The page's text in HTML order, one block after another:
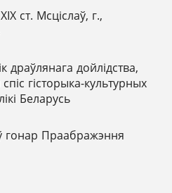
ст. Мсціслаў, г.,
драўлянага дойлідства,
гісторыка-культурных
Беларусь
гонар Праабражэння